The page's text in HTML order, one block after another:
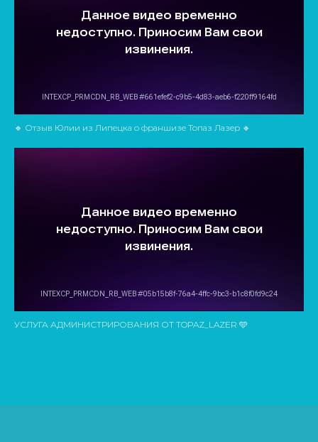
🔹 Отзыв Юлии из Липецка о франшизе Топаз Лазер 🔹
УСЛУГА АДМИНИСТРИРОВАНИЯ ОТ TOPAZ_LAZER 🩵